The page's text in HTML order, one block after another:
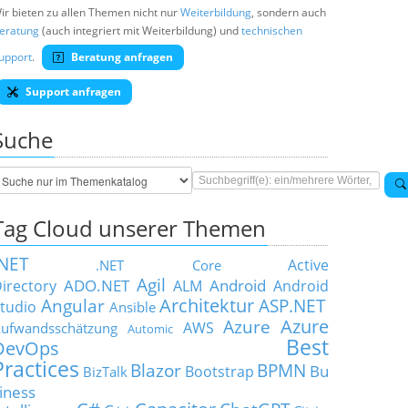
bieten zu allen Themen nicht nurWeiterbildung, sondern auch
(auch integriert mit Weiterbildung) undtechnischen
. Beratung anfragen
Support anfragen
Cloud unserer Themen
.NET Core
Active
ADO.NET Agil ALM Android Android
Angular Ansible Architektur ASP.NET
Automic AWS Azure Azure
Best
BizTalk Blazor Bootstrap BPMN Bu